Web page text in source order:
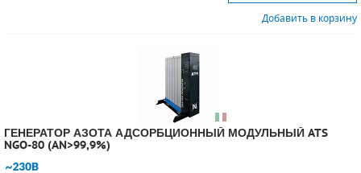
Добавить в корзину
ГЕНЕРАТОР АЗОТА АДСОРБЦИОННЫЙ МОДУЛЬНЫЙ ATS
NGO-80 (AN>99,9%)